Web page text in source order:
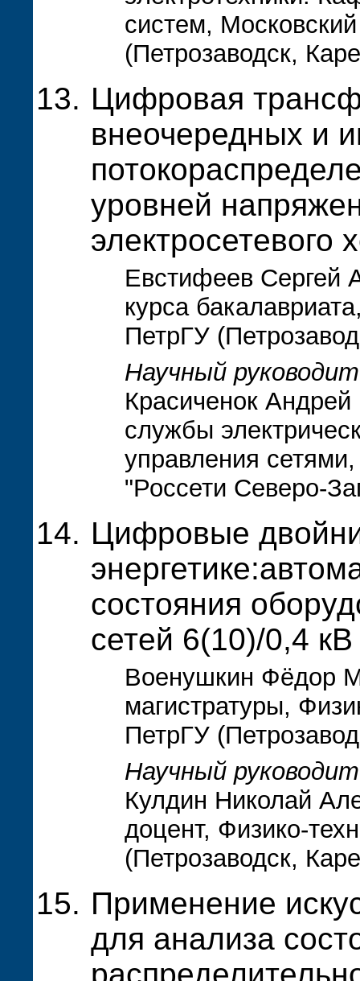
систем, Московский
(Петрозаводск,
Цифровая
внеочередных и
уровней
электросетевого
Евстифеев Сергей
курса
ПетрГУ
Научный
Красиченок
службы
управления
"Россети Северо-
Цифровые
состояния
сетей 6(10)/0,4 кВ
Военушкин Фёдор
магистратуры,
ПетрГУ
Научный
Кулдин Николай
доцент, Физико-
(Петрозаводск,
Применение
для анализа